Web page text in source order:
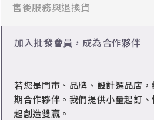
✻ 925純銀
✻ 銅台電鍍飾品
一般會員：一件即享免運與精美包
售後服務與退換貨
✻ 一般會員
加入批發會員，成為合作夥伴
若您是門市、品牌、設計選品店
期合作夥伴。我們提供小量起訂
起創造雙贏。